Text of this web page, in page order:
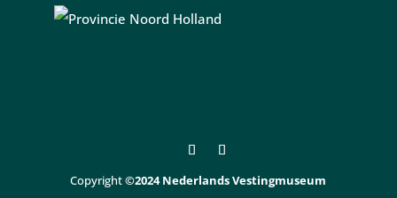
Copyright©2024 Nederlands Vestingmuseum